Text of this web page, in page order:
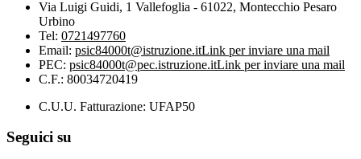
Via Luigi Guidi, 1 Vallefoglia - 61022, Montecchio Pesaro
Urbino
Tel: 0721497760
Email: psic84000t@istruzione.itLink per inviare una mail
PEC: psic84000t@pec.istruzione.itLink per inviare una mail
C.F.: 80034720419
C.U.U. Fatturazione: UFAP50
Seguici su